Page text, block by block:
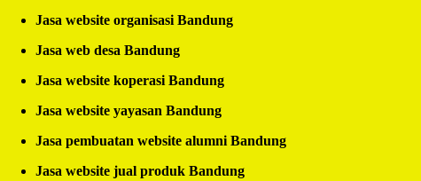
Jasa website organisasi Bandung
Jasa web desa Bandung
Jasa website koperasi Bandung
Jasa website yayasan Bandung
Jasa pembuatan website alumni Bandung
Jasa website jual produk Bandung